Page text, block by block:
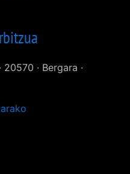
· Bergara ·